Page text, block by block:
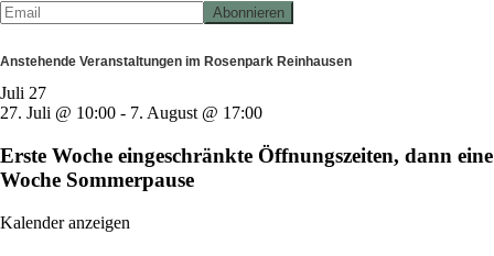
Anstehende Veranstaltungen im Rosenpark Reinhausen
Juli 27
27. Juli @ 10:00 - 7. August @ 17:00
Erste Woche eingeschränkte Öffnungszeiten, dann eine
Woche Sommerpause
Kalender anzeigen